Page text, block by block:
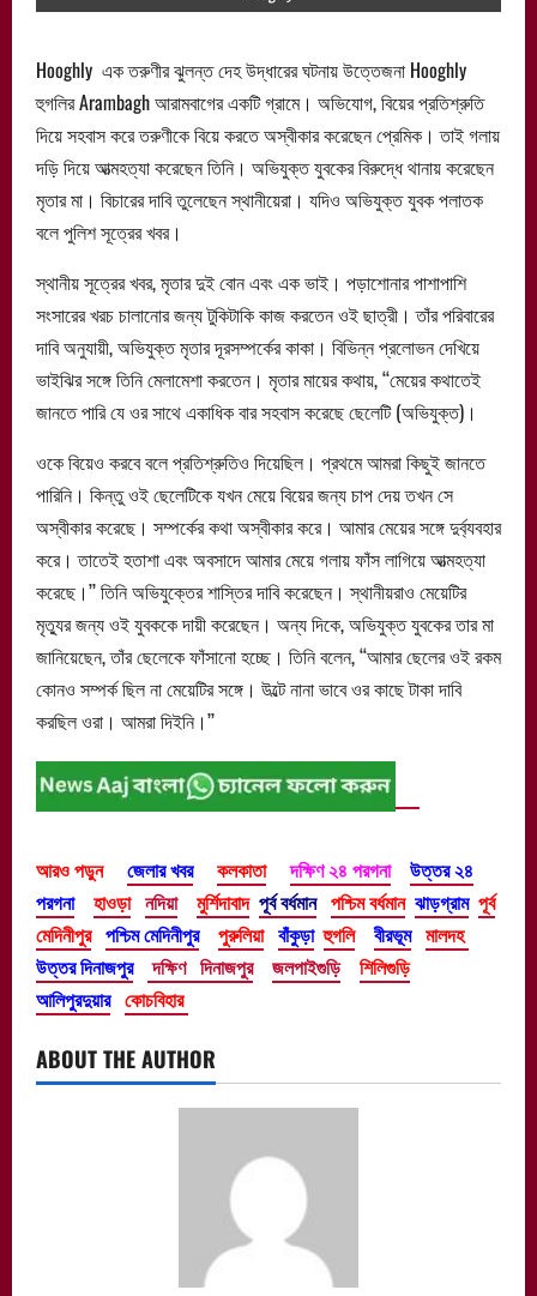
Hooghly এক তরুণীর ঝুলন্ত দেহ উদ্ধারের ঘটনায় উত্তেজনা Hooghly
হুগলির Arambagh আরামবাগের একটি গ্রামে। অভিযোগ, বিয়ের প্রতিশ্রুতি
দিয়ে সহবাস করে তরুণীকে বিয়ে করতে অস্বীকার করেছেন প্রেমিক। তাই গলায়
দড়ি দিয়ে আত্মহত্যা করেছেন তিনি। অভিযুক্ত যুবকের বিরুদ্ধে থানায় করেছেন
মৃতার মা। বিচারের দাবি তুলেছেন স্থানীয়েরা। যদিও অভিযুক্ত যুবক পলাতক
বলে পুলিশ সূত্রের খবর।
স্থানীয় সূত্রের খবর, মৃতার দুই বোন এবং এক ভাই। পড়াশোনার পাশাপাশি
সংসারের খরচ চালানোর জন্য টুকিটাকি কাজ করতেন ওই ছাত্রী। তাঁর পরিবারের
দাবি অনুযায়ী, অভিযুক্ত মৃতার দূরসম্পর্কের কাকা। বিভিন্ন প্রলোভন দেখিয়ে
ভাইঝির সঙ্গে তিনি মেলামেশা করতেন। মৃতার মায়ের কথায়, ‘‘মেয়ের কথাতেই
জানতে পারি যে ওর সাথে একাধিক বার সহবাস করেছে ছেলেটি (অভিযুক্ত)।
ওকে বিয়েও করবে বলে প্রতিশ্রুতিও দিয়েছিল। প্রথমে আমরা কিছুই জানতে
পারিনি। কিন্তু ওই ছেলেটিকে যখন মেয়ে বিয়ের জন্য চাপ দেয় তখন সে
অস্বীকার করেছে। সম্পর্কের কথা অস্বীকার করে। আমার মেয়ের সঙ্গে দুর্ব্যবহার
করে। তাতেই হতাশা এবং অবসাদে আমার মেয়ে গলায় ফাঁস লাগিয়ে আত্মহত্যা
করেছে।’’ তিনি অভিযুক্তের শাস্তির দাবি করেছেন। স্থানীয়রাও মেয়েটির
মৃত্যুর জন্য ওই যুবককে দায়ী করেছেন। অন্য দিকে, অভিযুক্ত যুবকের তার মা
জানিয়েছেন, তাঁর ছেলেকে ফাঁসানো হচ্ছে। তিনি বলেন, ‘‘আমার ছেলের ওই রকম
কোনও সম্পর্ক ছিল না মেয়েটির সঙ্গে। উল্টে নানা ভাবে ওর কাছে টাকা দাবি
করছিল ওরা। আমরা দিইনি।’’
আরও পড়ুন জেলার খবর কলকাতা দক্ষিণ ২৪ পরগনা
উত্তর ২৪
পরগনা
হাওড়া নদিয়া মুর্শিদাবাদ পূর্ব বর্ধমান পশ্চিম বর্ধমান ঝাড়গ্রাম পূর্ব
মেদিনীপুর পশ্চিম মেদিনীপুর পুরুলিয়া বাঁকুড়া হুগলি বীরভূম মালদহ
উত্তর দিনাজপুর
দক্ষিণ দিনাজপুর জলপাইগুড়ি
শিলিগুড়ি
আলিপুরদুয়ার কোচবিহার
ABOUT THE AUTHOR